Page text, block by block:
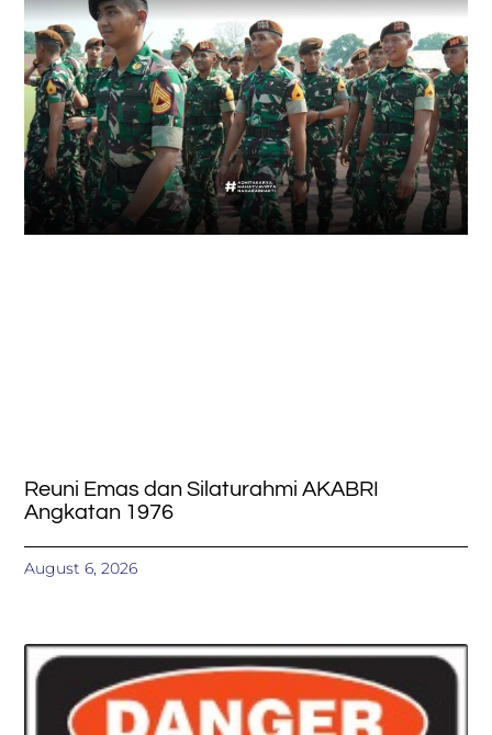
Reuni Emas dan Silaturahmi AKABRI
Angkatan 1976
August 6, 2026